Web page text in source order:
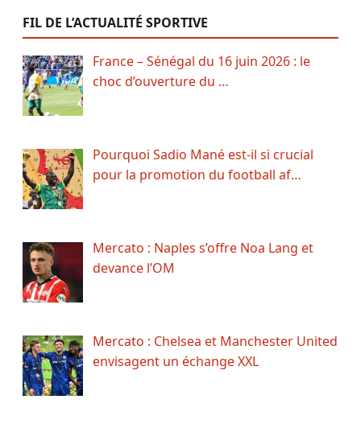
FIL DE L’ACTUALITÉ SPORTIVE
France – Sénégal du 16 juin 2026 : le
choc d’ouverture du …
Pourquoi Sadio Mané est-il si crucial
pour la promotion du football af…
Mercato : Naples s’offre Noa Lang et
devance l’OM
Mercato : Chelsea et Manchester United
envisagent un échange XXL